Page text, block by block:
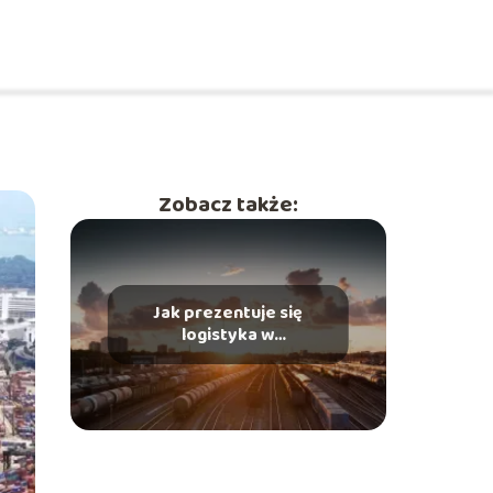
Zobacz także:
Jak prezentuje się
logistyka w
przedsiębiorstwach
transportowych?